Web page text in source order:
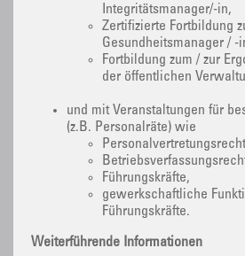
Integritätsmanager/-in,
Zertifizierte Fortbildung
Gesundheitsmanager / -
Fortbildung zum / zur
der öffentlichen
und mit Veranstaltungen für
(z.B. Personalräte) wie
Führungskräfte,
gewerkschaftliche
Führungskräfte.
Weiterführende Informationen